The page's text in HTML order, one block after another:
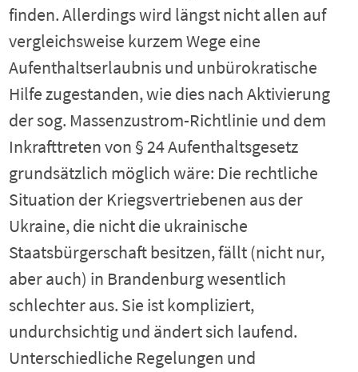
finden. Allerdings wird längst nicht allen auf
vergleichsweise kurzem Wege eine
Aufenthaltserlaubnis und unbürokratische
Hilfe zugestanden, wie dies nach Aktivierung
der sog. Massenzustrom-Richtlinie und dem
Inkrafttreten von § 24 Aufenthaltsgesetz
grundsätzlich möglich wäre: Die rechtliche
Situation der Kriegsvertriebenen aus der
Ukraine, die nicht die ukrainische
Staatsbürgerschaft besitzen, fällt (nicht nur,
aber auch) in Brandenburg wesentlich
schlechter aus. Sie ist kompliziert,
undurchsichtig und ändert sich laufend.
Unterschiedliche Regelungen und